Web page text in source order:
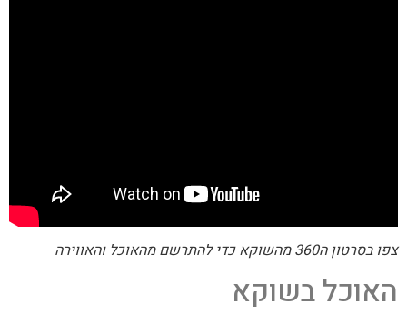
צפו בסרטון ה360 מהשוקא כדי להתרשם מהאוכל והאווירה
האוכל בשוקא